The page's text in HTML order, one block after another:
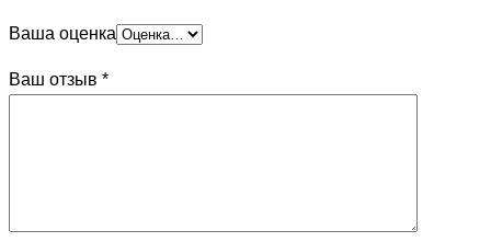
Ваша оценка
Ваш отзыв *